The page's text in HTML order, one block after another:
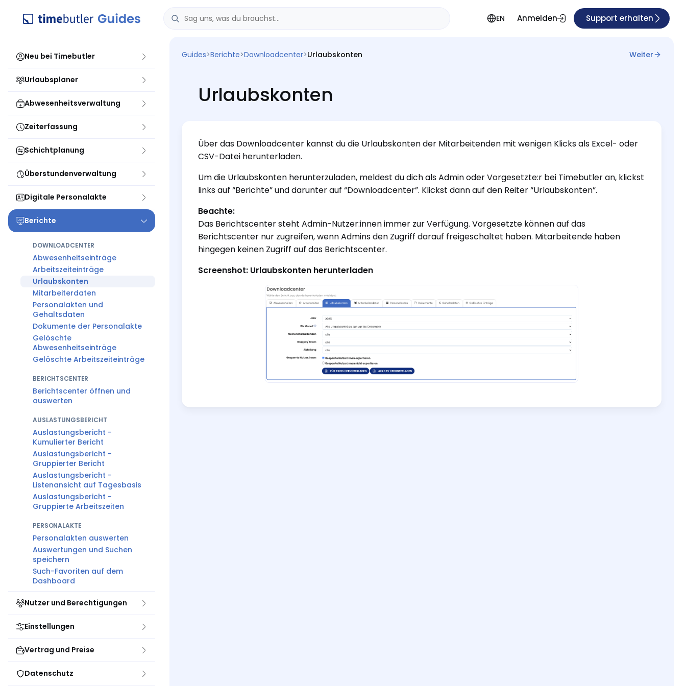
EN Anmelden Support erhalten
Neu bei Timebutler
Urlaubsplaner
Abwesenheitsverwaltung
Zeiterfassung
Schichtplanung
Überstundenverwaltung
Digitale Personalakte
Berichte
DOWNLOADCENTER
Abwesenheitseinträge
Arbeitszeiteinträge
Urlaubskonten
Mitarbeiterdaten
Personalakten und
Gehaltsdaten
Dokumente der Personalakte
Gelöschte
Abwesenheitseinträge
Gelöschte Arbeitszeiteinträge
BERICHTSCENTER
Berichtscenter öffnen und
auswerten
AUSLASTUNGSBERICHT
Auslastungsbericht -
Kumulierter Bericht
Auslastungsbericht -
Gruppierter Bericht
Auslastungsbericht -
Listenansicht auf Tagesbasis
Auslastungsbericht -
Gruppierte Arbeitszeiten
PERSONALAKTE
Personalakten auswerten
Auswertungen und Suchen
speichern
Such-Favoriten auf dem
Dashboard
Nutzer und Berechtigungen
Einstellungen
Vertrag und Preise
Datenschutz
Guides>Berichte>Downloadcenter>Urlaubskonten Weiter
Urlaubskonten
Über das Downloadcenter kannst du die Urlaubskonten der Mitarbeitenden mit wenigen Klicks als Excel- oder
CSV-Datei herunterladen.
Um die Urlaubskonten herunterzuladen, meldest du dich als Admin oder Vorgesetzte:r bei Timebutler an, klickst
links auf “Berichte” und darunter auf “Downloadcenter”. Klickst dann auf den Reiter “Urlaubskonten”.
Beachte:
Das Berichtscenter steht Admin-Nutzer:innen immer zur Verfügung. Vorgesetzte können auf das
Berichtscenter nur zugreifen, wenn Admins den Zugriff darauf freigeschaltet haben. Mitarbeitende haben
hingegen keinen Zugriff auf das Berichtscenter.
Screenshot: Urlaubskonten herunterladen